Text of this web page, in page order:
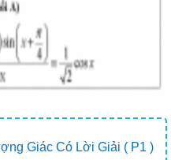
Giác Có Lời Giải ( P1 )